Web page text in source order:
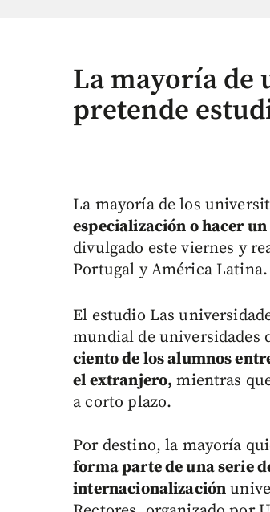
La mayoría
pretende
La mayoría de los
especialización o hacer
divulgado este viernes y
Portugal y América Latina.
El estudio Las
mundial de universidades
ciento de los alumnos
el extranjero, mientras
a corto plazo.
Por destino, la mayoría
forma parte de una serie
internacionalización